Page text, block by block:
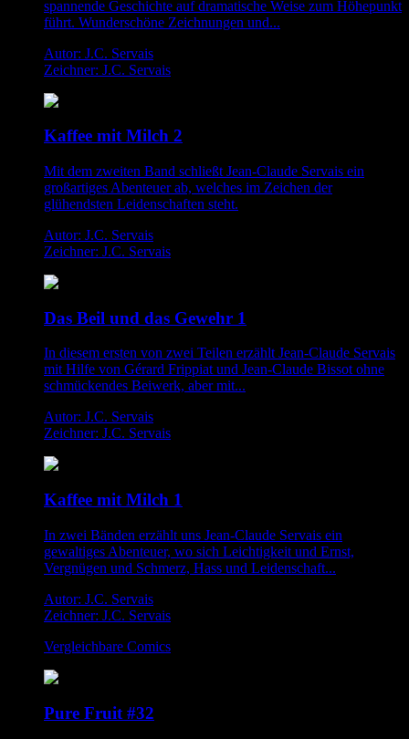
spannende Geschichte auf dramatische Weise zum Höhepunkt
führt. Wunderschöne Zeichnungen und...
Autor: J.C. Servais
Zeichner: J.C. Servais
Kaffee mit Milch 2
Mit dem zweiten Band schließt Jean-Claude Servais ein
großartiges Abenteuer ab, welches im Zeichen der
glühendsten Leidenschaften steht.
Autor: J.C. Servais
Zeichner: J.C. Servais
Das Beil und das Gewehr 1
In diesem ersten von zwei Teilen erzählt Jean-Claude Servais
mit Hilfe von Gérard Frippiat und Jean-Claude Bissot ohne
schmückendes Beiwerk, aber mit...
Autor: J.C. Servais
Zeichner: J.C. Servais
Kaffee mit Milch 1
In zwei Bänden erzählt uns Jean-Claude Servais ein
gewaltiges Abenteuer, wo sich Leichtigkeit und Ernst,
Vergnügen und Schmerz, Hass und Leidenschaft...
Autor: J.C. Servais
Zeichner: J.C. Servais
Vergleichbare Comics
Pure Fruit #32